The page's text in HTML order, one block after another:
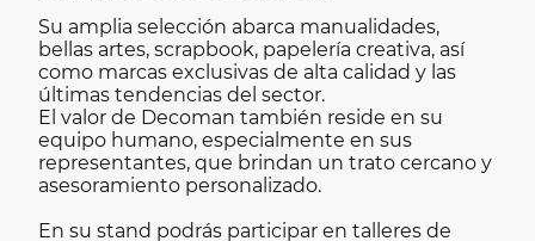
Su amplia selección abarca manualidades,
bellas artes, scrapbook, papelería creativa, así
como marcas exclusivas de alta calidad y las
últimas tendencias del sector.
El valor de Decoman también reside en su
equipo humano, especialmente en sus
representantes, que brindan un trato cercano y
asesoramiento personalizado.
En su stand podrás participar en talleres de